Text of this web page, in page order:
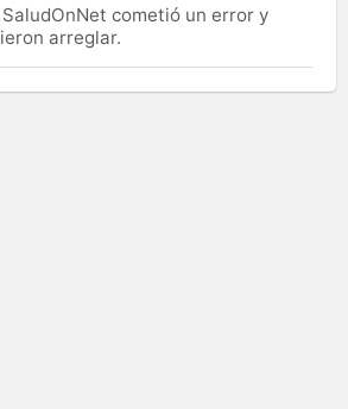
cometió un error y
arreglar.